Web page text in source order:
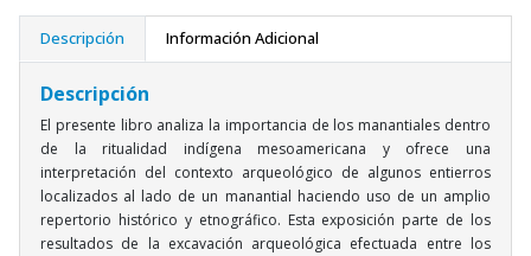
Descripción Información Adicional
Descripción
El presente libro analiza la importancia de los manantiales dentro
de la ritualidad indígena mesoamericana y ofrece una
interpretación del contexto arqueológico de algunos entierros
localizados al lado de un manantial haciendo uso de un amplio
repertorio histórico y etnográfico. Esta exposición parte de los
resultados de la excavación arqueológica efectuada entre los